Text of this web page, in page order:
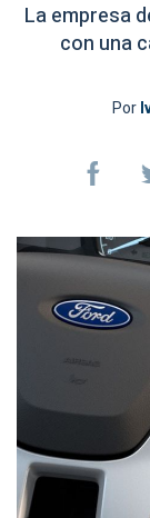
La empresa
con una
Por